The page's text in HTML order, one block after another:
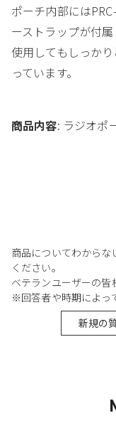
ポーチ内部には
ーストラップが付
使用してもしっか
っています。
商品内容: ラジオポ
商品についてわからな
ください。
ベテランユーザーの皆
※回答者や時期によっ
新規の